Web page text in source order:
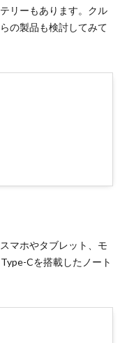
リーもあります。クル
の製品も検討してみて
マホやタブレット、モ
Cを搭載したノート